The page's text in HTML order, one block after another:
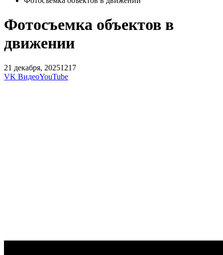
Фотосъемка объектов в
движении
21 декабря, 20251217
VK ВидеоYouTube